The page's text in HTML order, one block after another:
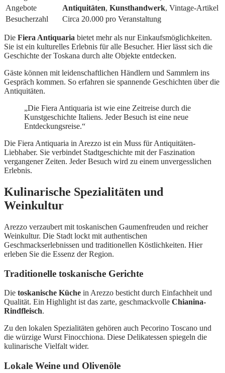
Angebote
Antiquitäten, Kunsthandwerk, Vintage-Artikel
Besucherzahl
Circa 20.000 pro Veranstaltung
Die Fiera Antiquaria bietet mehr als nur Einkaufsmöglichkeiten.
Sie ist ein kulturelles Erlebnis für alle Besucher. Hier lässt sich die
Geschichte der Toskana durch alte Objekte entdecken.
Gäste können mit leidenschaftlichen Händlern und Sammlern ins
Gespräch kommen. So erfahren sie spannende Geschichten über die
Antiquitäten.
„Die Fiera Antiquaria ist wie eine Zeitreise durch die
Kunstgeschichte Italiens. Jeder Besuch ist eine neue
Entdeckungsreise.“
Die Fiera Antiquaria in Arezzo ist ein Muss für Antiquitäten-
Liebhaber. Sie verbindet Stadtgeschichte mit der Faszination
vergangener Zeiten. Jeder Besuch wird zu einem unvergesslichen
Erlebnis.
Kulinarische Spezialitäten und
Weinkultur
Arezzo verzaubert mit toskanischen Gaumenfreuden und reicher
Weinkultur. Die Stadt lockt mit authentischen
Geschmackserlebnissen und traditionellen Köstlichkeiten. Hier
erleben Sie die Essenz der Region.
Traditionelle toskanische Gerichte
Die toskanische Küche in Arezzo besticht durch Einfachheit und
Qualität. Ein Highlight ist das zarte, geschmackvolle Chianina-
Rindfleisch.
Zu den lokalen Spezialitäten gehören auch Pecorino Toscano und
die würzige Wurst Finocchiona. Diese Delikatessen spiegeln die
kulinarische Vielfalt wider.
Lokale Weine und Olivenöle